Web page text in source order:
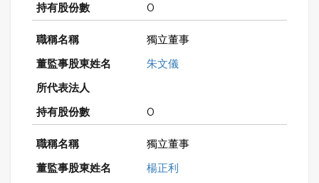
0
獨立董事
朱文儀
0
獨立董事
楊正利